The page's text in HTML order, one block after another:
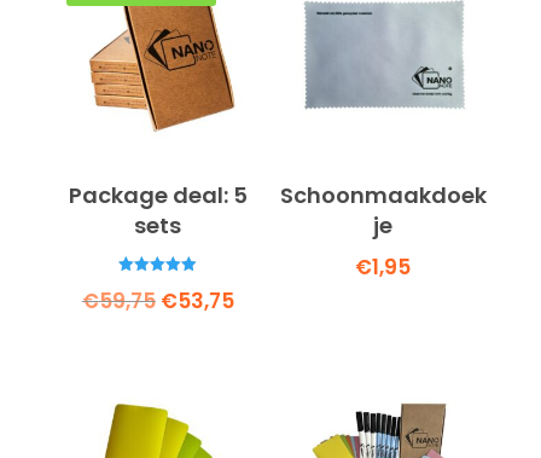
Package deal: 5
sets
5.00
€59,75 Oorspronkelijke
€53,75Huidige
Schoonmaakdoek
je
€1,95